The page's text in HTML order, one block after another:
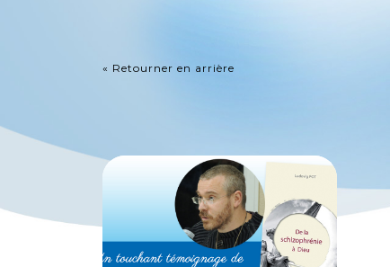
« Retourner en arrière